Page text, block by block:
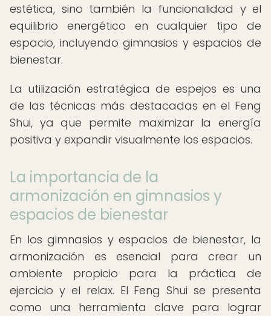
estética, sino también la funcionalidad y el
equilibrio energético en cualquier tipo de
espacio, incluyendo gimnasios y espacios de
bienestar.
La utilización estratégica de espejos es una
de las técnicas más destacadas en el Feng
Shui, ya que permite maximizar la energía
positiva y expandir visualmente los espacios.
La importancia de la
armonización en gimnasios y
espacios de bienestar
En los gimnasios y espacios de bienestar, la
armonización es esencial para crear un
ambiente propicio para la práctica de
ejercicio y el relax. El Feng Shui se presenta
como una herramienta clave para lograr